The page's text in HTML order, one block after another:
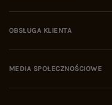
OBSŁUGA KLIENTA
MEDIA SPOŁECZNOŚCIOWE